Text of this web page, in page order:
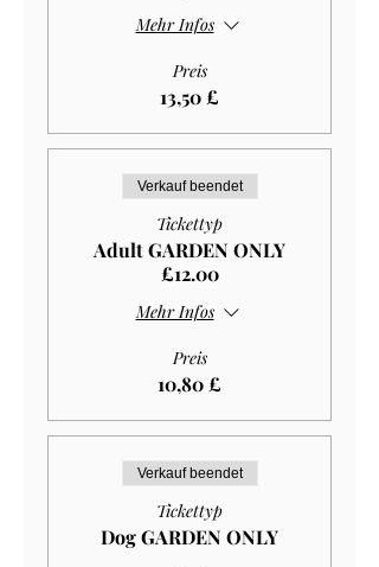
Mehr Infos
Preis
13,50 £
Verkauf beendet
Tickettyp
Adult GARDEN ONLY
£12.00
Mehr Infos
Preis
10,80 £
Verkauf beendet
Tickettyp
Dog GARDEN ONLY